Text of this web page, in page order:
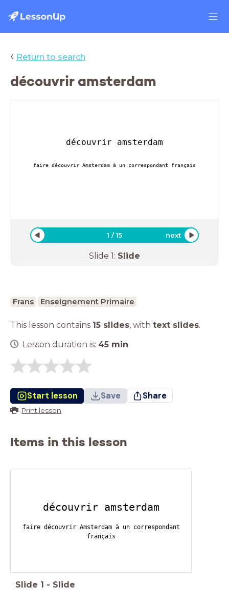
‹ Return to search
découvrir amsterdam
découvrir amsterdam
faire découvrir Amsterdam à un correspondant français
1 /15 next
Slide 1: Slide
Frans Enseignement Primaire
This lesson contains 15 slides, with text slides.
Lesson duration is: 45 min
Start lesson Save Share
Print lesson
Items in this lesson
découvrir amsterdam
faire découvrir Amsterdam à un correspondant
français
Slide 1 - Slide